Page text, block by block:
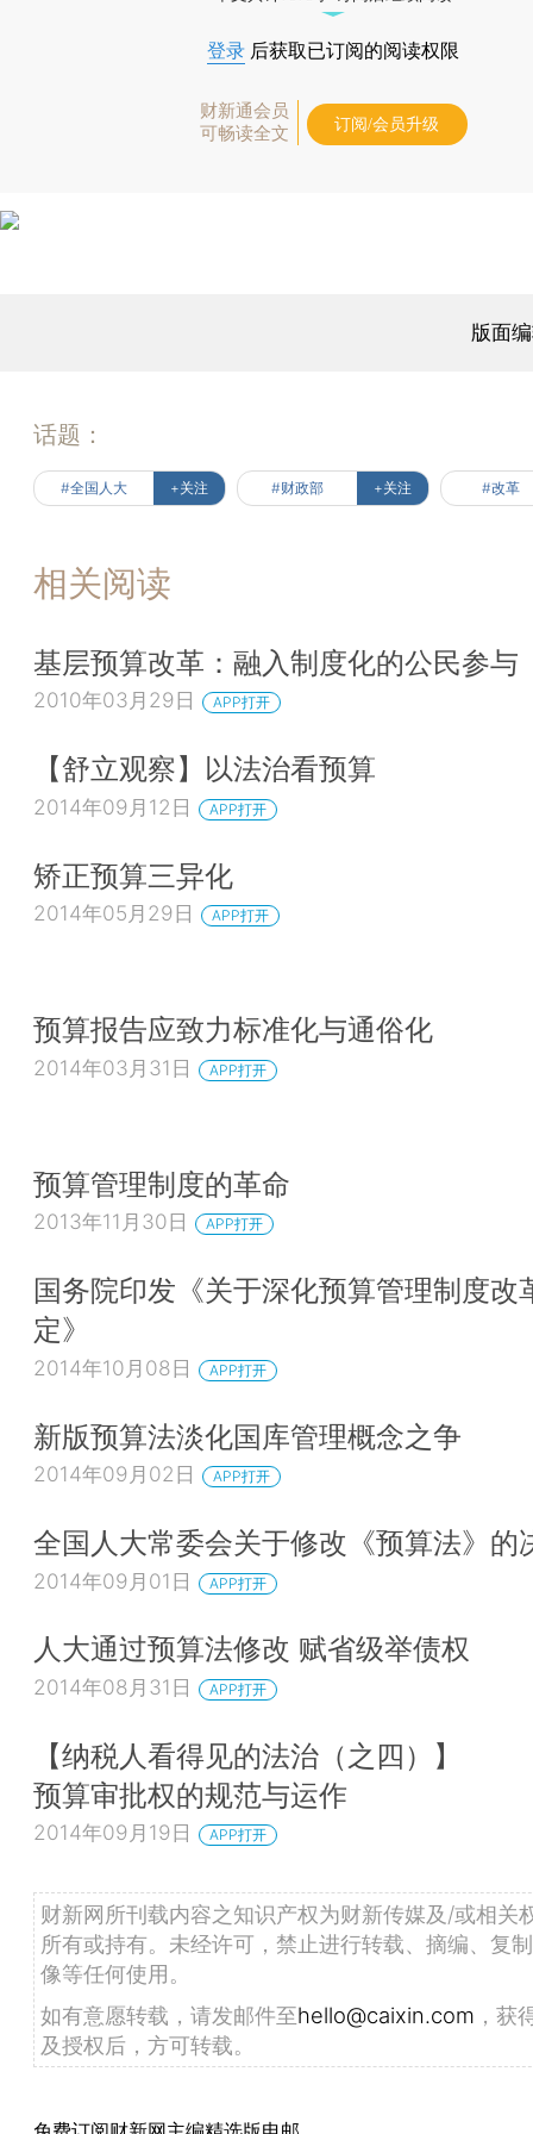
登录 后获取已订阅的阅读权限
财新通会员
可畅读全文
订阅/会员升级
版面
话题：
#全国人大 +关注 #财政部 +关注 #改革
相关阅读
基层预算改革：融入制度化的公民参与
2010年03月29日 APP打开
【舒立观察】以法治看预算
2014年09月12日 APP打开
矫正预算三异化
2014年05月29日 APP打开
预算报告应致力标准化与通俗化
2014年03月31日 APP打开
预算管理制度的革命
2013年11月30日 APP打开
国务院印发《关于深化预算管理制度改
定》
2014年10月08日 APP打开
新版预算法淡化国库管理概念之争
2014年09月02日 APP打开
全国人大常委会关于修改《预算法》的
2014年09月01日 APP打开
人大通过预算法修改 赋省级举债权
2014年08月31日 APP打开
【纳税人看得见的法治（之四）】
预算审批权的规范与运作
2014年09月19日 APP打开
财新网所刊载内容之知识产权为财新传媒及/或相关
所有或持有。未经许可，禁止进行转载、摘编、复
像等任何使用。
如有意愿转载，请发邮件至hello@caixin.com ，获
及授权后，方可转载。